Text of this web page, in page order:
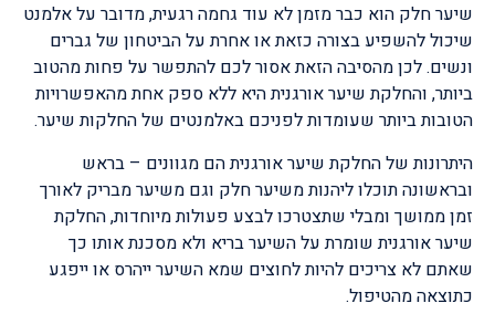
שיער חלק הוא כבר מזמן לא עוד גחמה רגעית, מדובר על אלמנט
שיכול להשפיע בצורה כזאת או אחרת על הביטחון של גברים
ונשים. לכן מהסיבה הזאת אסור לכם להתפשר על פחות מהטוב
ביותר, והחלקת שיער אורגנית היא ללא ספק אחת מהאפשרויות
הטובות ביותר שעומדות לפניכם באלמנטים של החלקות שיער.
היתרונות של החלקת שיער אורגנית הם מגוונים – בראש
ובראשונה תוכלו ליהנות משיער חלק וגם משיער מבריק לאורך
זמן ממושך ומבלי שתצטרכו לבצע פעולות מיוחדות, החלקת
שיער אורגנית שומרת על השיער בריא ולא מסכנת אותו כך
שאתם לא צריכים להיות לחוצים שמא השיער ייהרס או ייפגע
כתוצאה מהטיפול.